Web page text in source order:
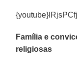
Família e
religiosas